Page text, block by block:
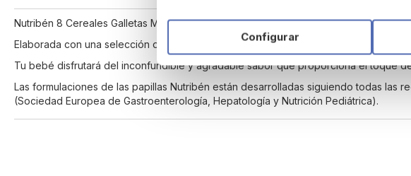
of
the
images
Nutribén 8 Cereales Galletas María, es una papilla ideal como complemento a la
Elaborada con una selección de los mejores cereales (trigo, cebada, centeno,
Tu bebé disfrutará del inconfundible y agradable sabor que proporciona el toque
Las formulaciones de las papillas Nutribén están desarrolladas siguiendo todas las
(Sociedad Europea de Gastroenterología, Hepatología y Nutrición Pediátrica).
Configurar